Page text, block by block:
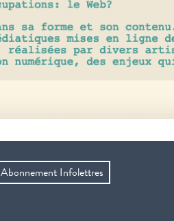
Abonnement Infolettres